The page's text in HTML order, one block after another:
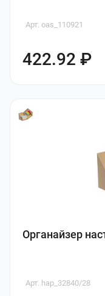
Арт. oas_110921
422.92 ₽
Органайзер
Арт. hap_32840/28